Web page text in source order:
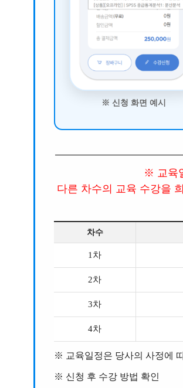
※ 신청 화면 예시
※ 교육
다른 차수의 교육 수강을
차수
1차
2차
3차
4차
※ 교육일정은 당사의 사정에
※ 신청 후 수강 방법 확인